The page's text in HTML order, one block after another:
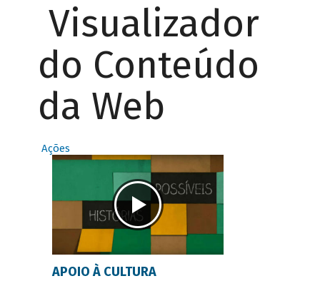
Visualizador
do Conteúdo
da Web
Ações
APOIO À CULTURA